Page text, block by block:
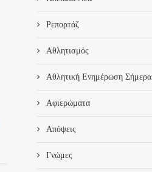
Ρεπορτάζ
Αθλητισμός
Αθλητική Ενημέρωση Σήμερα
Αφιερώματα
Απόψεις
Γνώμες